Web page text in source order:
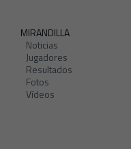
MIRANDILLA
Noticias
Jugadores
Resultados
Fotos
Vídeos